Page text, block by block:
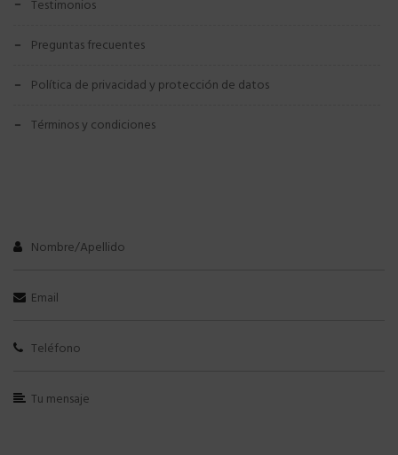
testimonios
preguntas frecuentes
política de privacidad y protección de datos
términos y condiciones